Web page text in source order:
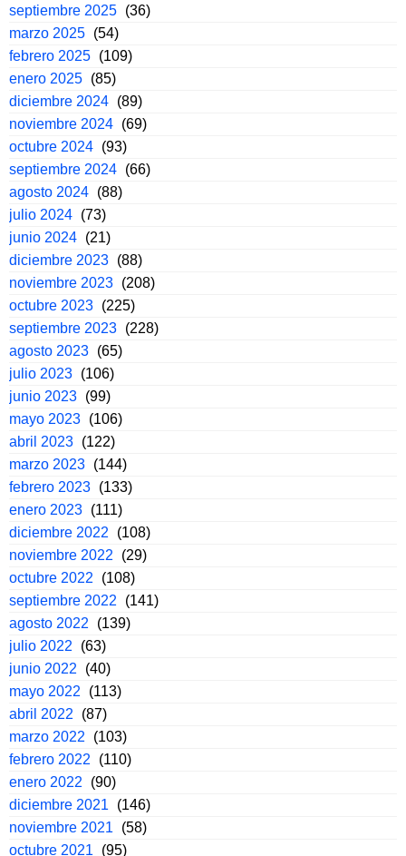
septiembre 2025 (36)
marzo 2025 (54)
febrero 2025 (109)
enero 2025 (85)
diciembre 2024 (89)
noviembre 2024 (69)
octubre 2024 (93)
septiembre 2024 (66)
agosto 2024 (88)
julio 2024 (73)
junio 2024 (21)
diciembre 2023 (88)
noviembre 2023 (208)
octubre 2023 (225)
septiembre 2023 (228)
agosto 2023 (65)
julio 2023 (106)
junio 2023 (99)
mayo 2023 (106)
abril 2023 (122)
marzo 2023 (144)
febrero 2023 (133)
enero 2023 (111)
diciembre 2022
(108)
noviembre 2022
(29)
octubre 2022
(108)
septiembre 2022
(141)
agosto 2022
(139)
julio 2022
(63)
junio 2022
(40)
mayo 2022
(113)
abril 2022
(87)
marzo 2022
(103)
febrero 2022
(110)
enero 2022
(90)
diciembre 2021
(146)
noviembre 2021
(58)
octubre 2021
(95)